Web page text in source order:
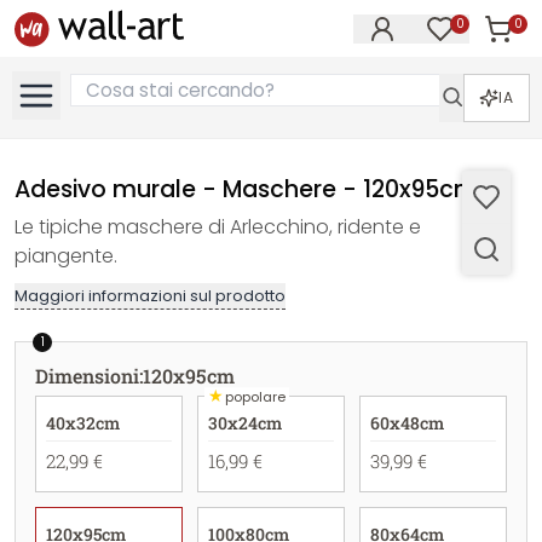
0 0
IA
Adesivo murale - Maschere - 120x95cm
Le tipiche maschere di Arlecchino, ridente e
piangente.
Maggiori informazioni sul prodotto
1
Dimensioni:120x95cm
40x32cm
22,99 €
★popolare
30x24cm
16,99 €
60x48cm
39,99 €
120x95cm 100x80cm 80x64cm